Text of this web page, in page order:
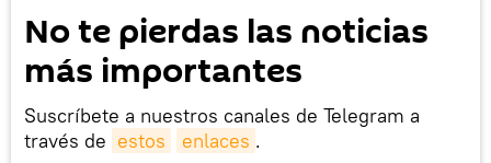
No te pierdas las noticias
más importantes
Suscríbete a nuestros canales de Telegram a
través de estos enlaces .